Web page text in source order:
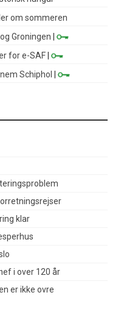
om sommeren
Groningen |
for e-SAF |
Schiphol
|
klar
i over 120 år
er ikke ovre